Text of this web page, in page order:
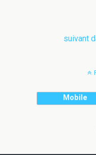
suivant
Mobile